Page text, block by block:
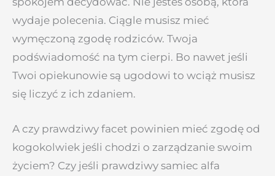
wydaje polecenia. Ciągle musisz mieć
wymęczoną zgodę rodziców. Twoja
podświadomość na tym cierpi. Bo nawet jeśli
Twoi opiekunowie są ugodowi to wciąż musisz
się liczyć z ich zdaniem.
A czy prawdziwy facet powinien mieć zgodę od
kogokolwiek jeśli chodzi o zarządzanie swoim
życiem? Czy jeśli prawdziwy samiec alfa